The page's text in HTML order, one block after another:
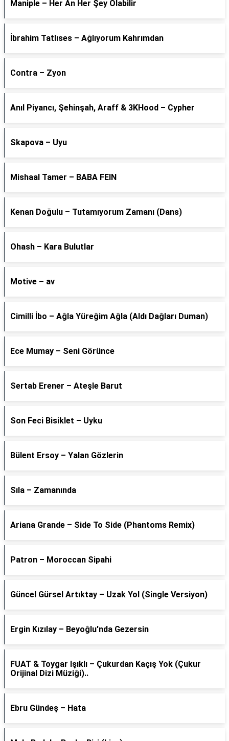
Maniple – Her An Her Şey Olabilir
İbrahim Tatlıses – Ağlıyorum Kahrımdan
Contra – Zyon
Anıl Piyancı, Şehinşah, Araff & 3KHood – Cypher
Skapova – Uyu
Mishaal Tamer – BABA FEIN
Kenan Doğulu – Tutamıyorum Zamanı (Dans)
Ohash – Kara Bulutlar
Motive – av
Cimilli İbo – Ağla Yüreğim Ağla (Aldı Dağları Duman)
Ece Mumay – Seni Görünce
Sertab Erener – Ateşle Barut
Son Feci Bisiklet – Uyku
Bülent Ersoy – Yalan Gözlerin
Sıla – Zamanında
Ariana Grande – Side To Side (Phantoms Remix)
Patron – Moroccan Sipahi
Güncel Gürsel Artıktay – Uzak Yol (Single Versiyon)
Ergin Kızılay – Beyoğlu'nda Gezersin
FUAT & Toygar Işıklı – Çukurdan Kaçış Yok (Çukur
Orijinal Dizi Müziği)..
Ebru Gündeş – Hata